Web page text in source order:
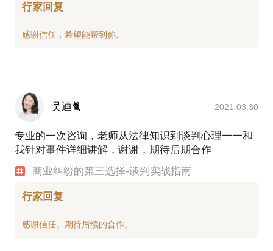
行家回复
吴迪🐈 2021.03.30
专业的一次咨询，老师从法律知识到谈判心理一一和
我针对事件详细讲解，谢谢，期待后期合作
商业纠纷的第三选择-谈判实战指南
行家回复